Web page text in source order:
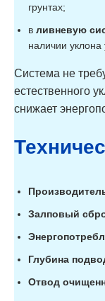
грунтах;
в ливневую
наличии уклона
Система не
естественного
снижает
Залповый
Глубина
Отвод